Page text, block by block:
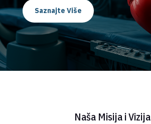
Saznajte Više
Naša Misija i Vizija